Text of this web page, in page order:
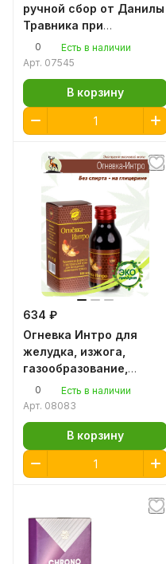
ручной сбор от Данилы
Травника при
менопаузе, от приливов
0
Есть в наличии
Арт. 07545
В корзину
634 ₽
Огневка Интро для
желудка, изжога,
газообразование,
спазмы в ЖКТ, 100мл.
восковая моль
0
Есть в наличии
Арт. 08083
В корзину